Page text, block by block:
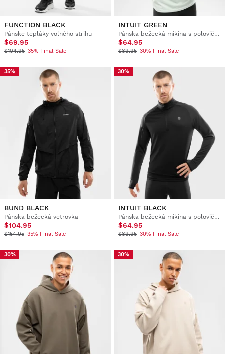
FUNCTION BLACK
Pánske tepláky voľného strihu
$69.95
$104.95-35% Final Sale
INTUIT GREEN
Pánska bežecká mikina s polovičným zipsom
$64.95
$89.95-30% Final Sale
35%
BUND BLACK
Pánska bežecká vetrovka
$104.95
$154.95-35% Final Sale
30%
INTUIT BLACK
Pánska bežecká mikina s polovičným zipsom
$64.95
$89.95-30% Final Sale
30% 30%